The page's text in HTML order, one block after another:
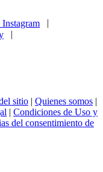
|
|
sitio | Quienes somos |
| Condiciones de Uso y
del consentimiento de